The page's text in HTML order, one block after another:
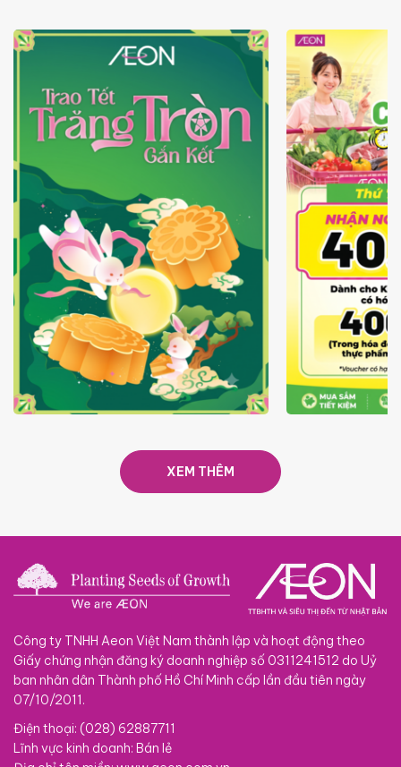
TRAO TẾT TRĂNG TRÒN GẮN
GIÁ LUÔN
XEM THÊM
Công ty TNHH Aeon Việt Nam thành lập và hoạt động theo
Giấy chứng nhận đăng ký doanh nghiệp số 0311241512 do Uỷ
ban nhân dân Thành phố Hồ Chí Minh cấp lần đầu tiên ngày
07/10/2011.
Điện thoại: (028) 62887711
Lĩnh vực kinh doanh: Bán lẻ